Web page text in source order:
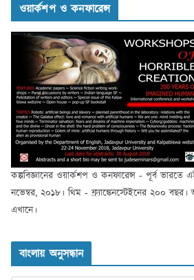
ওয়ার্কশপ ও কনফারেন্স
কল্পবিজ্ঞানের ওয়ার্কশপ ও কনফারেন্স - পূর্ব ভারতে
নভেম্বর, ২০১৮। থিম - ফ্র্যাঙ্কেনস্টেইনের ২০০
এখানে।
বাংলায় অনুসন্ধান